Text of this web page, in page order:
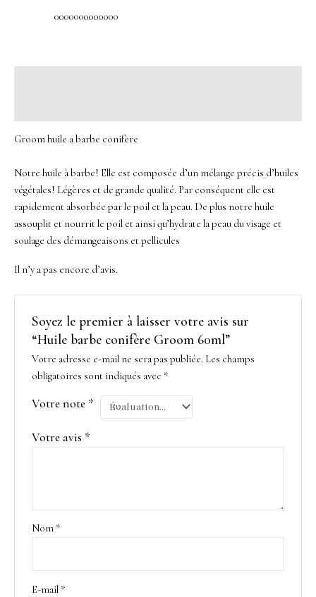
0000000000000
Groom huile a barbe conifère
Notre huile à barbe! Elle est composée d’un mélange précis d’huiles
végétales! Légères et de grande qualité. Par conséquent elle est
rapidement absorbée par le poil et la peau. De plus notre huile
assouplit et nourrit le poil et ainsi qu’hydrate la peau du visage et
soulage des démangeaisons et pellicules
Il n’y a pas encore d’avis.
Soyez le premier à laisser votre avis sur
“Huile barbe conifère Groom 60ml”
Votre adresse e-mail ne sera pas publiée. Les champs
obligatoires sont indiqués avec *
Votre note *
Votre avis *
Nom *
E-mail *